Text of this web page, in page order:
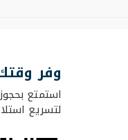
وفر
استمتع
لتسريع